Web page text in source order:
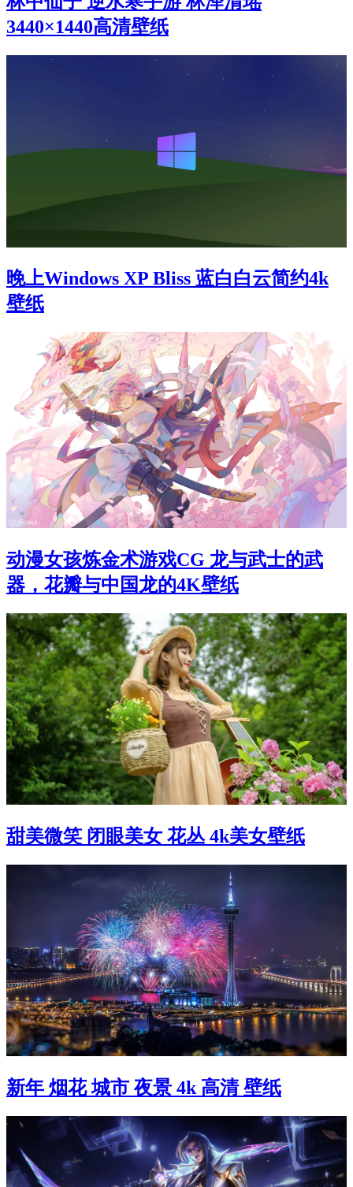
3440×1440高清壁纸
晚上Windows XP Bliss 蓝白白云简约4k
壁纸
动漫女孩炼金术游戏CG 龙与武士的武
器，花瓣与中国龙的4K壁纸
甜美微笑 闭眼美女 花丛 4k美女壁纸
新年 烟花 城市 夜景 4k 高清 壁纸